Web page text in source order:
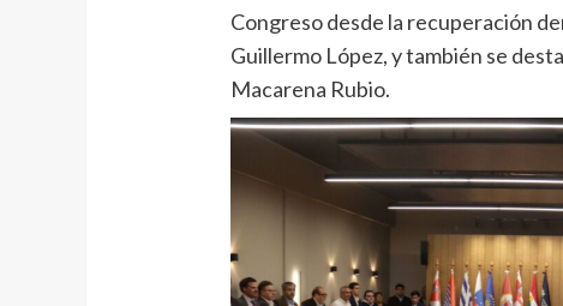
Congreso desde la recuperación
Guillermo López, y también se
Macarena Rubio.